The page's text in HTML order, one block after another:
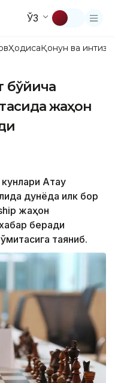
ЎЗ
ҲодисаҚонун ва
бўйича
жаҳон
Ақтау
дунёда илк бор
жаҳон
беради
таяниб.